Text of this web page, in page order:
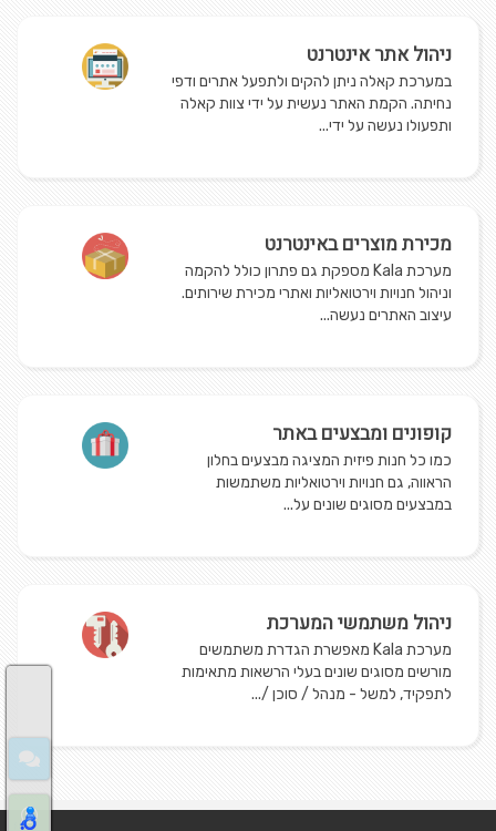
ניהול אתר אינטרנט
במערכת קאלה ניתן להקים ולתפעל אתרים ודפי
נחיתה. הקמת האתר נעשית על ידי צוות קאלה
ותפעולו נעשה על ידי...
מכירת מוצרים באינטרנט
מערכת Kala מספקת גם פתרון כולל להקמה
וניהול חנויות וירטואליות ואתרי מכירת שירותים.
עיצוב האתרים נעשה...
קופונים ומבצעים באתר
כמו כל חנות פיזית המציגה מבצעים בחלון
הראווה, גם חנויות וירטואליות משתמשות
במבצעים מסוגים שונים על...
ניהול משתמשי המערכת
מערכת Kala מאפשרת הגדרת משתמשים
מורשים מסוגים שונים בעלי הרשאות מתאימות
לתפקיד, למשל - מנהל / סוכן /...